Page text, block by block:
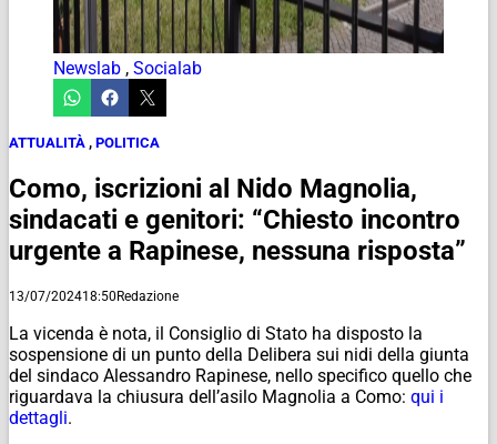
Newslab , Socialab
ATTUALITÀ , POLITICA
Como, iscrizioni al Nido Magnolia,
sindacati e genitori: “Chiesto incontro
urgente a Rapinese, nessuna risposta”
13/07/202418:50Redazione
La vicenda è nota, il Consiglio di Stato ha disposto la
sospensione di un punto della Delibera sui nidi della giunta
del sindaco Alessandro Rapinese, nello specifico quello che
riguardava la chiusura dell’asilo Magnolia a Como: qui i
dettagli.